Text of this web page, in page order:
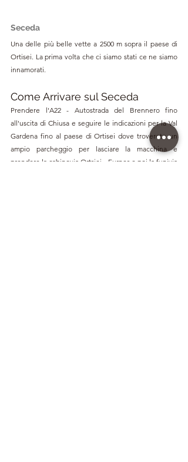
Seceda
Una delle più belle vette a 2500 m sopra il paese di
Ortisei. La prima volta che ci siamo stati ce ne siamo
innamorati.
Come Arrivare sul Seceda
Prendere l'A22 - Autostrada del Brennero fino
all'uscita di Chiusa e seguire le indicazioni per la Val
Gardena fino al paese di Ortisei dove troverete un
ampio parcheggio per lasciare la macchina e
prendere la cabinovia Ortsiei - Furnes e poi la funivia